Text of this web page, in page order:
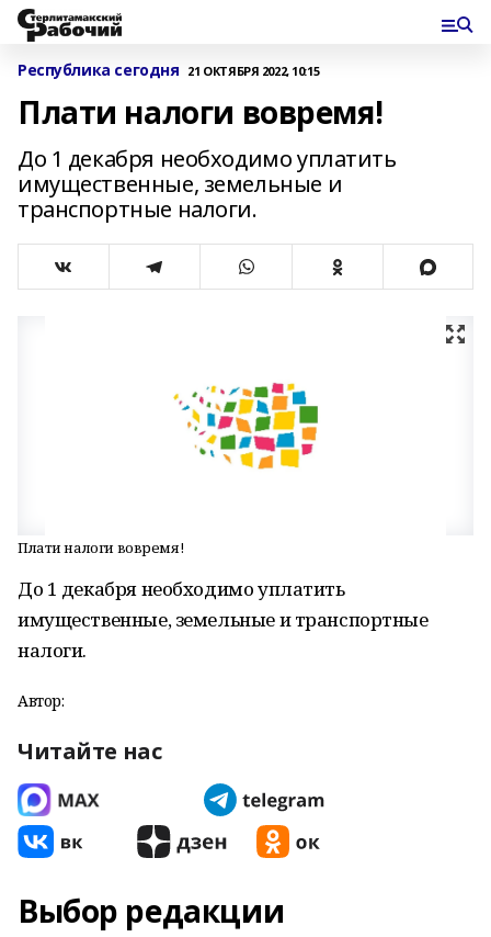
Республика сегодня 21 ОКТЯБРЯ 2022, 10:15
Плати налоги вовремя!
До 1 декабря необходимо уплатить
имущественные, земельные и
транспортные налоги.
Плати налоги вовремя!
До 1 декабря необходимо уплатить
имущественные, земельные и транспортные
налоги.
Автор:
Читайте нас
Выбор редакции